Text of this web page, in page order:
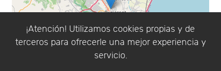
¡Atención! Utilizamos cookies propias y de
terceros para ofrecerle una mejor experiencia y
servicio.